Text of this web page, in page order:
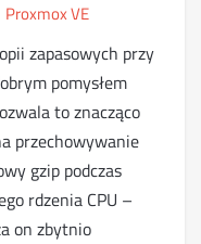
Proxmox VE
zapasowych przy
pomysłem
to znacząco
przechowywanie
gzip podczas
rdzenia CPU –
on zbytnio